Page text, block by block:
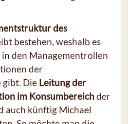
des
bestehen, weshalb es
den Managementrollen
der
gibt. Die Leitung der
im Konsumbereichder
auch künftig Michael